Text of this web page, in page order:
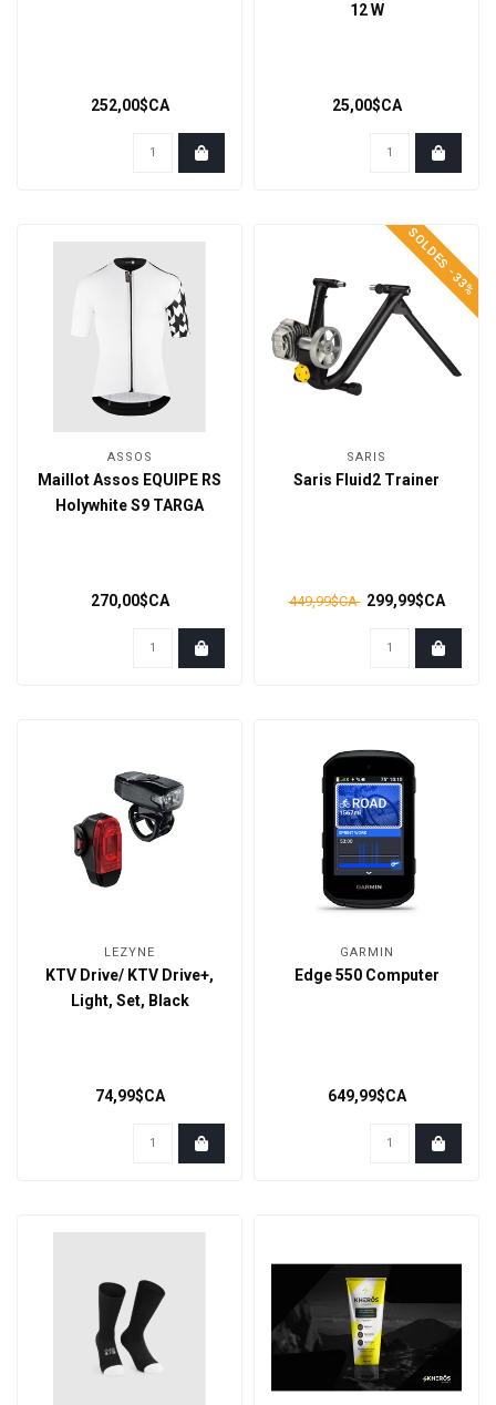
252,00$CA
12 W
25,00$CA
ASSOS
Maillot Assos EQUIPE RS
Holywhite S9 TARGA
270,00$CA
SOLDES -33%
SARIS
Saris Fluid2 Trainer
449,99$CA 299,99$CA
LEZYNE
KTV Drive/ KTV Drive+,
Light, Set, Black
74,99$CA
GARMIN
Edge 550 Computer
649,99$CA